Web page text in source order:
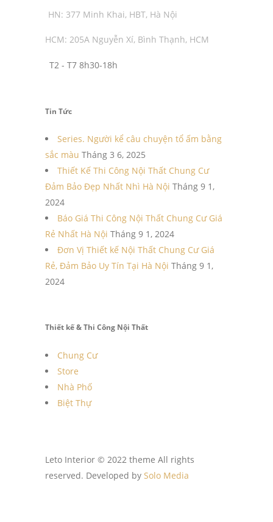
HN: 377 Minh Khai, HBT, Hà Nội
HCM: 205A Nguyễn Xí, Bình Thạnh, HCM
T2 - T7 8h30-18h
Tin Tức
Series. Người kể câu chuyện tổ ấm bằng
sắc màu Tháng 3 6, 2025
Thiết Kế Thi Công Nội Thất Chung Cư
Đảm Bảo Đẹp Nhất Nhì Hà Nội Tháng 9 1,
2024
Báo Giá Thi Công Nội Thất Chung Cư Giá
Rẻ Nhất Hà Nội Tháng 9 1, 2024
Đơn Vị Thiết kế Nội Thất Chung Cư Giá
Rẻ, Đảm Bảo Uy Tín Tại Hà Nội Tháng 9 1,
2024
Thiết kế & Thi Công Nội Thất
Chung Cư
Store
Nhà Phố
Biệt Thự
Leto Interior © 2022 theme All rights
reserved. Developed by Solo Media